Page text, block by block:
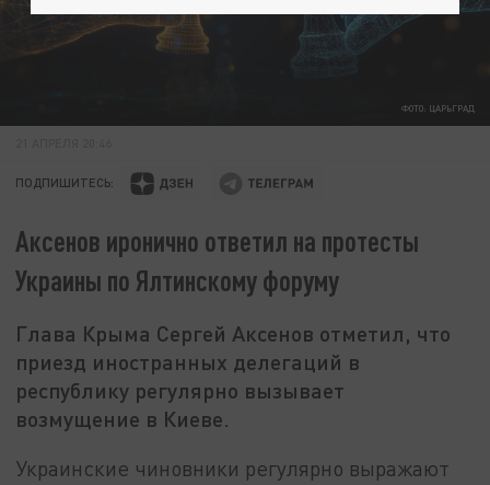
ФОТО: ЦАРЬГРАД
ПОДПИШИТЕСЬ:
Аксенов иронично ответил на протесты
Украины по Ялтинскому форуму
Глава Крыма Сергей Аксенов отметил, что
приезд иностранных делегаций в
республику регулярно вызывает
возмущение в Киеве.
Украинские чиновники регулярно выражают